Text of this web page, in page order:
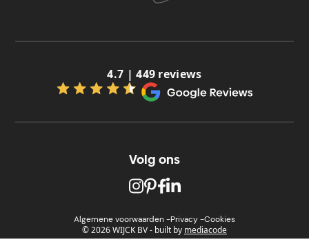
4.7 | 449 reviews
Volg ons
Algemene voorwaarden -Privacy -Cookies
© 2026 WIJCK BV- built by mediacode